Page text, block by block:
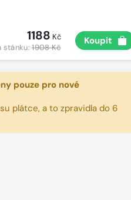
1188 Kč
stánku:1908 Kč
Koupit
pouze pro nové
plátce, a to zpravidla do 6